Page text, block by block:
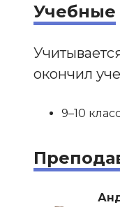
Учебные
окончил
9–10